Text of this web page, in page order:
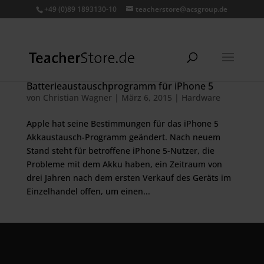
+49 (0)89 1893130-10 teacherstore@acsgroup.de
Batterieaustauschprogramm für iPhone 5
von Christian Wagner | März 6, 2015 | Hardware
Apple hat seine Bestimmungen für das iPhone 5
Akkaustausch-Programm geändert. Nach neuem
Stand steht für betroffene iPhone 5-Nutzer, die
Probleme mit dem Akku haben, ein Zeitraum von
drei Jahren nach dem ersten Verkauf des Geräts im
Einzelhandel offen, um einen...